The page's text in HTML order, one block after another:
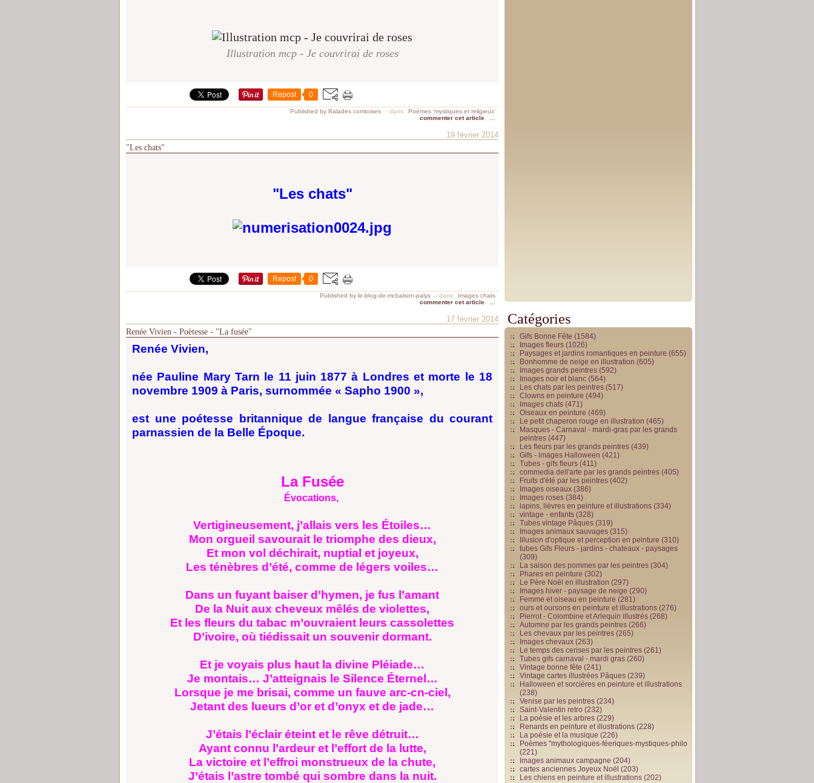
Illustration mcp - Je couvrirai de roses
Repost 0
Published by Balades comtoises - dans
Poèmes 'mystiques et religieux'
commenter cet article
19 février 2014
"Les chats"
"Les chats"
Repost 0
Published by le-blog-de-mcbalson-palys - dans
Images chats
commenter cet article
17 février 2014
Renée Vivien - Poètesse - "La fusée"
Renée Vivien,
née Pauline Mary Tarn le 11 juin 1877 à Londres et morte le 18
novembre 1909 à Paris, surnommée « Sapho 1900 »,
est une poétesse britannique de langue française du courant
parnassien de la Belle Époque.
La Fusée
Évocations,
Vertigineusement, j’allais vers les Étoiles…
Mon orgueil savourait le triomphe des dieux,
Et mon vol déchirait, nuptial et joyeux,
Les ténèbres d’été, comme de légers voiles…
Dans un fuyant baiser d’hymen, je fus l’amant
De la Nuit aux cheveux mêlés de violettes,
Et les fleurs du tabac m’ouvraient leurs cassolettes
D’ivoire, où tiédissait un souvenir dormant.
Et je voyais plus haut la divine Pléiade…
Je montais… J’atteignais le Silence Éternel…
Lorsque je me brisai, comme un fauve arc-cn-ciel,
Jetant des lueurs d’or et d’onyx et de jade…
J’étais l’éclair éteint et le rêve détruit…
Ayant connu l’ardeur et l’effort de la lutte,
La victoire et l’effroi monstrueux de la chute,
J’étais l’astre tombé qui sombre dans la nuit.
Catégories
Gifs Bonne Fête (1584)
Images fleurs (1026)
Paysages et jardins romantiques en peinture (655)
Bonhomme de neige en illustration (605)
Images grands peintres (592)
Images noir et blanc (564)
Les chats par les peintres (517)
Clowns en peinture (494)
Images chats (471)
Oiseaux en peinture (469)
Le petit chaperon rouge en illustration (465)
Masques - Carnaval - mardi-gras par les grands
peintres (447)
Les fleurs par les grands peintres (439)
Gifs - images Halloween (421)
Tubes - gifs fleurs (411)
commedia dell'arte par les grands peintres (405)
Fruits d'été par les peintres (402)
Images oiseaux (386)
Images roses (384)
lapins, lièvres en peinture et illustrations (334)
vintage - enfants (328)
Tubes vintage Pâques (319)
Images animaux sauvages (315)
Illusion d'optique et perception en peinture (310)
tubes Gifs Fleurs - jardins - chateaux - paysages
(309)
La saison des pommes par les peintres (304)
Phares en peinture (302)
Le Père Noël en illustration (297)
Images hiver - paysage de neige (290)
Femme et oiseau en peinture (281)
ours et oursons en peinture et illustrations (276)
Pierrot - Colombine et Arlequin illustrés (268)
Automne par les grands peintres (266)
Les chevaux par les peintres (265)
Images chevaux (263)
Le temps des cerises par les peintres (261)
Tubes gifs carnaval - mardi gras (260)
Vintage bonne fête (241)
Vintage cartes illustrées Pâques (239)
Halloween et sorcières en peinture et illustrations
(238)
Venise par les peintres (234)
Saint-Valentin retro (232)
La poésie et les arbres (229)
Renards en peinture et illustrations (228)
La poésie et la musique (226)
Poèmes "mythologiques-féeriques-mystiques-philo
(221)
Images animaux campagne (204)
cartes anciennes Joyeux Noël (203)
Les chiens en peinture et illustrations (202)